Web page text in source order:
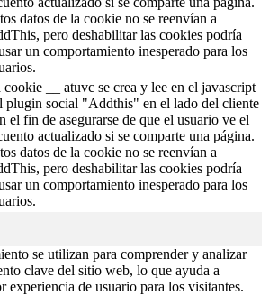
datos de la cookie no se reenvían a
pero deshabilitar las cookies podría
un comportamiento inesperado para los
cookie __ atuvc se crea y lee en el javascript
plugin social "Addthis" en el lado del cliente
el fin de asegurarse de que el usuario ve el
actualizado si se comparte una página.
datos de la cookie no se reenvían a
pero deshabilitar las cookies podría
un comportamiento inesperado para los
se utilizan para comprender y analizar
clave del sitio web, lo que ayuda a
experiencia de usuario para los visitantes.